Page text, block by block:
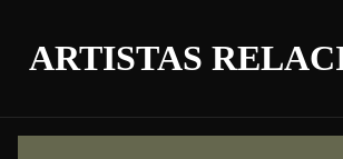
ARTISTAS